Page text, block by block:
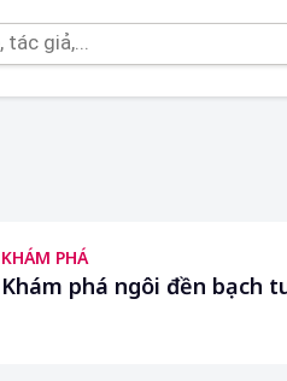
KHÁM PHÁ
Khám phá ngôi đền bạch